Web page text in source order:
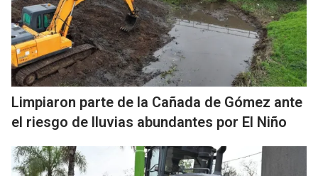
Limpiaron parte de la Cañada de Gómez ante
el riesgo de lluvias abundantes por El Niño